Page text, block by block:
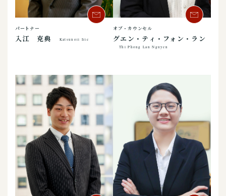
パートナー
入江 克典 Katsunori Irie
オブ・カウンセル
グエン・ティ・フォン・ラン
Thi Phong Lan Nguyen